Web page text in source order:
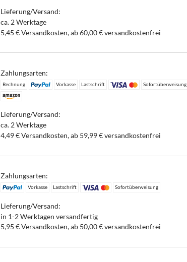
Lieferung/Versand:
ca. 2 Werktage
5,45 € Versandkosten, ab 60,00 € versandkostenfrei
Zahlungsarten:
Rechnung Vorkasse Lastschrift Sofortüberweisung
Lieferung/Versand:
ca. 2 Werktage
4,49 € Versandkosten, ab 59,99 € versandkostenfrei
Zahlungsarten:
Vorkasse Lastschrift Sofortüberweisung
Lieferung/Versand:
in 1-2 Werktagen versandfertig
5,95 € Versandkosten, ab 50,00 € versandkostenfrei